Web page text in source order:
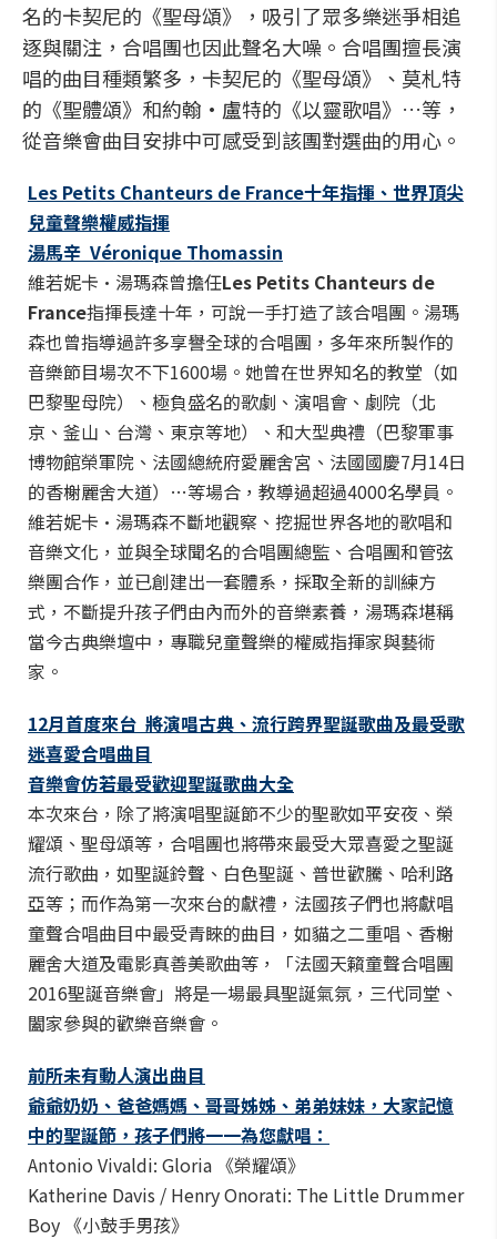
名的卡契尼的《聖母頌》，吸引了眾多樂迷爭相追
逐與關注，合唱團也因此聲名大噪。合唱團擅長演
唱的曲目種類繁多，卡契尼的《聖母頌》、莫札特
的《聖體頌》和約翰·盧特的《以靈歌唱》…等，
從音樂會曲目安排中可感受到該團對選曲的用心。
Les Petits Chanteurs de France十年指揮、世界頂尖
兒童聲樂權威指揮
湯馬辛 Véronique Thomassin
維若妮卡·湯瑪森曾擔任Les Petits Chanteurs de
France指揮長達十年，可說一手打造了該合唱團。湯瑪
森也曾指導過許多享譽全球的合唱團，多年來所製作的
音樂節目場次不下1600場。她曾在世界知名的教堂（如
巴黎聖母院）、極負盛名的歌劇、演唱會、劇院（北
京、釜山、台灣、東京等地）、和大型典禮（巴黎軍事
博物館榮軍院、法國總統府愛麗舍宮、法國國慶7月14日
的香榭麗舍大道）…等場合，教導過超過4000名學員。
維若妮卡·湯瑪森不斷地觀察、挖掘世界各地的歌唱和
音樂文化，並與全球聞名的合唱團總監、合唱團和管弦
樂團合作，並已創建出一套體系，採取全新的訓練方
式，不斷提升孩子們由內而外的音樂素養，湯瑪森堪稱
當今古典樂壇中，專職兒童聲樂的權威指揮家與藝術
家。
12月首度來台 將演唱古典、流行跨界聖誕歌曲及最受歌
迷喜愛合唱曲目
音樂會仿若最受歡迎聖誕歌曲大全
本次來台，除了將演唱聖誕節不少的聖歌如平安夜、榮
耀頌、聖母頌等，合唱團也將帶來最受大眾喜愛之聖誕
流行歌曲，如聖誕鈴聲、白色聖誕、普世歡騰、哈利路
亞等；而作為第一次來台的獻禮，法國孩子們也將獻唱
童聲合唱曲目中最受青睞的曲目，如貓之二重唱、香榭
麗舍大道及電影真善美歌曲等，「法國天籟童聲合唱團
2016聖誕音樂會」將是一場最具聖誕氣氛，三代同堂、
闔家參與的歡樂音樂會。
前所未有動人演出曲目
爺爺奶奶、爸爸媽媽、哥哥姊姊、弟弟妹妹，大家記憶
中的聖誕節，孩子們將一一為您獻唱：
Antonio Vivaldi: Gloria 《榮耀頌》
Katherine Davis / Henry Onorati: The Little Drummer
Boy 《小鼓手男孩》